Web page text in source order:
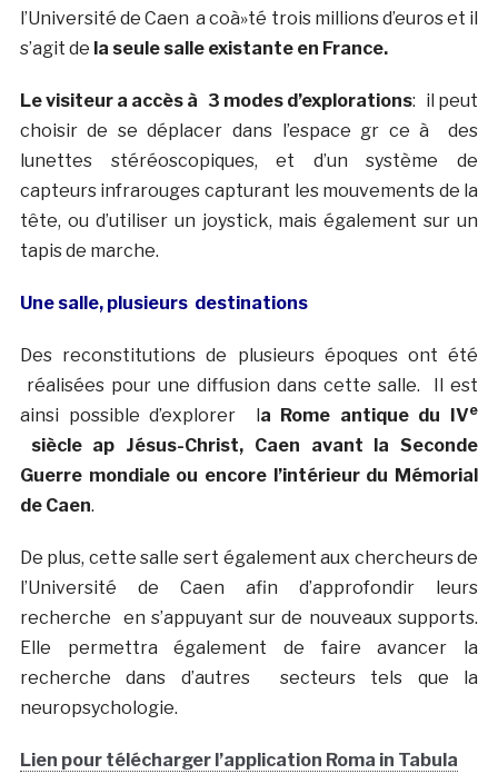
l’Université de Caen a coà»té trois millions d’euros et il
s’agit de la seule salle existante en France.
Le visiteur a accès à 3 modes d’explorations: il peut
choisir de se déplacer dans l’espace gr ce à des
lunettes stéréoscopiques, et d’un système de
capteurs infrarouges capturant les mouvements de la
tête, ou d’utiliser un joystick, mais également sur un
tapis de marche.
Une salle, plusieurs destinations
Des reconstitutions de plusieurs époques ont été
réalisées pour une diffusion dans cette salle. Il est
ainsi possible d’explorer la Rome antique du IVe
siècle ap Jésus-Christ, Caen avant la Seconde
Guerre mondiale ou encore l’intérieur du Mémorial
de Caen.
De plus, cette salle sert également aux chercheurs de
l’Université de Caen afin d’approfondir leurs
recherche en s’appuyant sur de nouveaux supports.
Elle permettra également de faire avancer la
recherche dans d’autres secteurs tels que la
neuropsychologie.
Lien pour télécharger l’application Roma in Tabula